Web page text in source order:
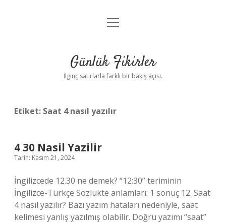
Anasayfa
Yasal Uyarı
menüyü
Günlük Fikirler
İlginç satırlarla farklı bir bakış açısı.
Etiket: Saat 4 nasıl yazılır
4 30 Nasil Yazilir
Tarih: Kasım 21, 2024
İngilizcede 12.30 ne demek? “12:30” teriminin
İngilizce-Türkçe Sözlükte anlamları: 1 sonuç 12. Saat
4 nasıl yazılır? Bazı yazım hataları nedeniyle, saat
kelimesi yanlış yazılmış olabilir. Doğru yazımı “saat”